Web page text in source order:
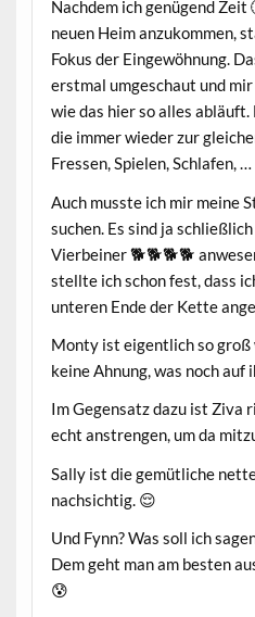
Nachdem ich genügend Zeit
neuen Heim anzukommen,
Fokus der Eingewöhnung.
erstmal umgeschaut und
wie das hier so alles abläuft.
die immer wieder zur
Fressen, Spielen, Schlafen,
Auch musste ich mir meine
suchen. Es sind ja
Vierbeiner 🐕🐕🐕🐕
stellte ich schon fest, dass
unteren Ende der Kette
Monty ist eigentlich so groß
keine Ahnung, was noch auf
Im Gegensatz dazu ist Ziva
echt anstrengen, um da
Sally ist die gemütliche
nachsichtig. 😌
Und Fynn? Was soll ich
Dem geht man am besten
😰